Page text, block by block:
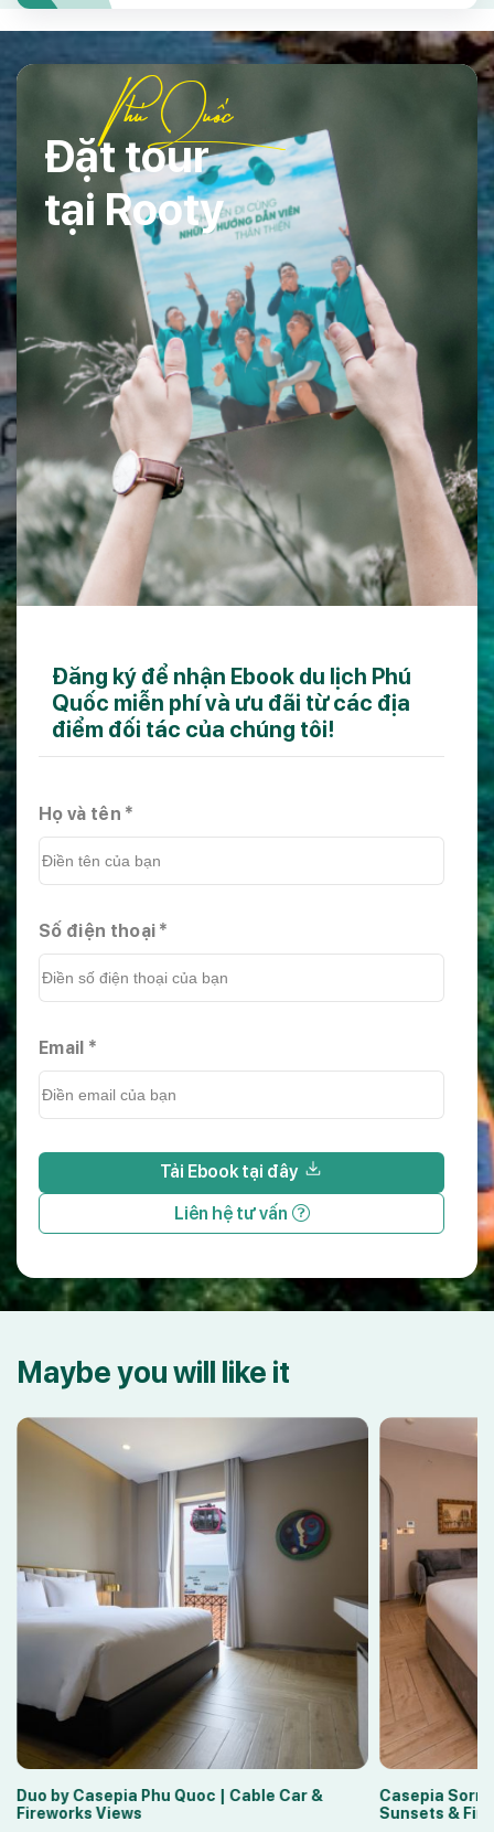
Đặt tour
tại Rooty
Phú Quốc
Đăng ký để nhận Ebook du lịch Phú
Quốc miễn phí và ưu đãi từ các địa
điểm đối tác của chúng tôi!
Họ và tên *
Số điện thoại *
Email *
Tải Ebook tại đây
Liên hệ tư vấn
Maybe you will like it
Duo by Casepia Phu Quoc | Cable Car &
Fireworks Views
Casepia
Sunsets &